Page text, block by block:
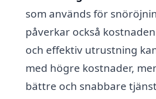
som används för
påverkar också
och effektiv utrustning
med högre kostnader,
bättre och snabbare